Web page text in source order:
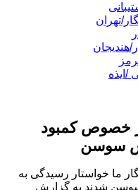
تهران
هندیجان
/ایذه
خصوص کمبود
سوسن
ما خواستار رسیدگی به
سوسن شدند به گزارش